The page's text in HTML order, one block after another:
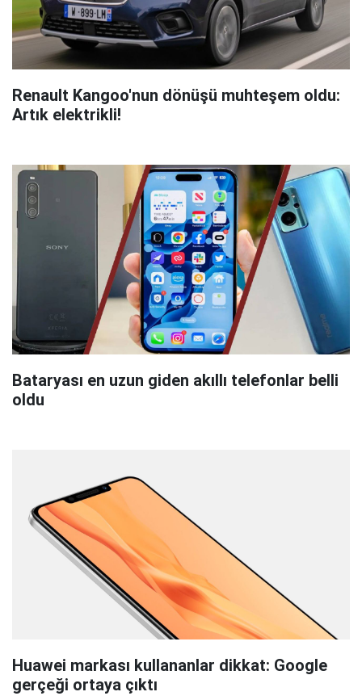
Renault Kangoo'nun dönüşü muhteşem oldu:
Artık elektrikli!
Bataryası en uzun giden akıllı telefonlar belli
oldu
Huawei markası kullananlar dikkat: Google
gerçeği ortaya çıktı